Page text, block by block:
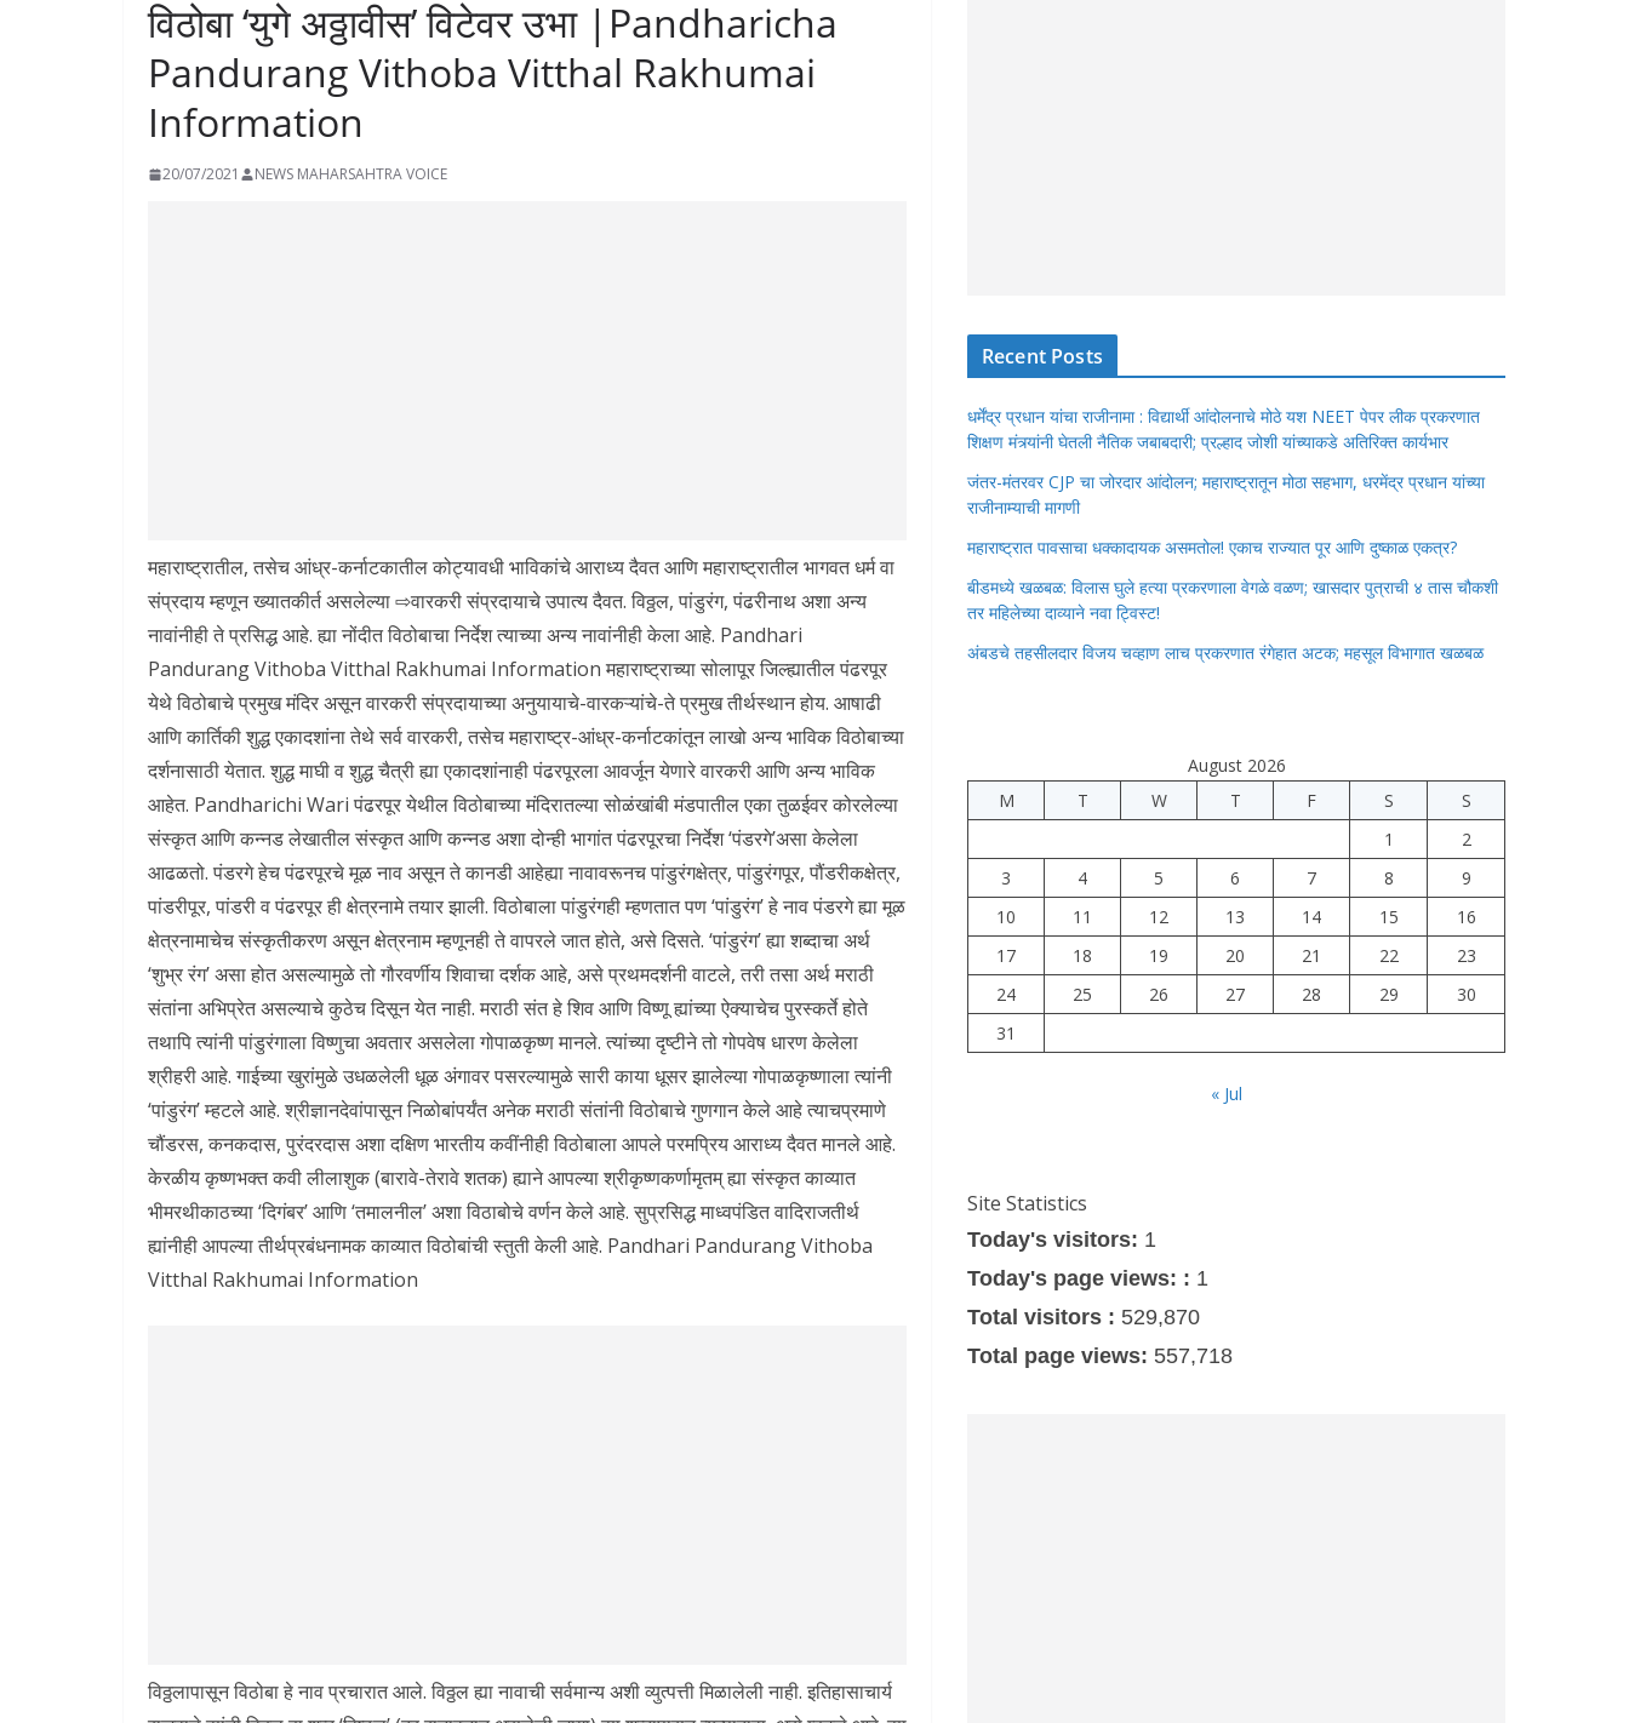
विठोबा ‘युगे अठ्ठावीस’ विटेवर उभा |Pandharicha
Pandurang Vithoba Vitthal Rakhumai
Information
20/07/2021 NEWS MAHARSAHTRA VOICE
महाराष्ट्रातील, तसेच आंध्र-कर्नाटकातील कोट्यावधी भाविकांचे आराध्य दैवत आणि महाराष्ट्रातील भागवत धर्म वा
संप्रदाय म्हणून ख्यातकीर्त असलेल्या ⇨वारकरी संप्रदायाचे उपात्य दैवत. विठ्ठल, पांडुरंग, पंढरीनाथ अशा अन्य
नावांनीही ते प्रसिद्ध आहे. ह्या नोंदीत विठोबाचा निर्देश त्याच्या अन्य नावांनीही केला आहे. Pandhari
Pandurang Vithoba Vitthal Rakhumai Information महाराष्ट्राच्या सोलापूर जिल्ह्यातील पंढरपूर
येथे विठोबाचे प्रमुख मंदिर असून वारकरी संप्रदायाच्या अनुयायाचे-वारकऱ्यांचे-ते प्रमुख तीर्थस्थान होय. आषाढी
आणि कार्तिकी शुद्ध एकादशांना तेथे सर्व वारकरी, तसेच महाराष्ट्र-आंध्र-कर्नाटकांतून लाखो अन्य भाविक विठोबाच्या
दर्शनासाठी येतात. शुद्ध माघी व शुद्ध चैत्री ह्या एकादशांनाही पंढरपूरला आवर्जून येणारे वारकरी आणि अन्य भाविक
आहेत. Pandharichi Wari पंढरपूर येथील विठोबाच्या मंदिरातल्या सोळंखांबी मंडपातील एका तुळईवर कोरलेल्या
संस्कृत आणि कन्नड लेखातील संस्कृत आणि कन्नड अशा दोन्ही भागांत पंढरपूरचा निर्देश ‘पंडरगे’असा केलेला
आढळतो. पंडरगे हेच पंढरपूरचे मूळ नाव असून ते कानडी आहेह्या नावावरूनच पांडुरंगक्षेत्र, पांडुरंगपूर, पौंडरीकक्षेत्र,
पांडरीपूर, पांडरी व पंढरपूर ही क्षेत्रनामे तयार झाली. विठोबाला पांडुरंगही म्हणतात पण ‘पांडुरंग’ हे नाव पंडरगे ह्या मूळ
क्षेत्रनामाचेच संस्कृतीकरण असून क्षेत्रनाम म्हणूनही ते वापरले जात होते, असे दिसते. ‘पांडुरंग’ ह्या शब्दाचा अर्थ
‘शुभ्र रंग’ असा होत असल्यामुळे तो गौरवर्णीय शिवाचा दर्शक आहे, असे प्रथमदर्शनी वाटले, तरी तसा अर्थ मराठी
संतांना अभिप्रेत असल्याचे कुठेच दिसून येत नाही. मराठी संत हे शिव आणि विष्णू ह्यांच्या ऐक्याचेच पुरस्कर्ते होते
तथापि त्यांनी पांडुरंगाला विष्णुचा अवतार असलेला गोपाळकृष्ण मानले. त्यांच्या दृष्टीने तो गोपवेष धारण केलेला
श्रीहरी आहे. गाईच्या खुरांमुळे उधळलेली धूळ अंगावर पसरल्यामुळे सारी काया धूसर झालेल्या गोपाळकृष्णाला त्यांनी
‘पांडुरंग’ म्हटले आहे. श्रीज्ञानदेवांपासून निळोबांपर्यंत अनेक मराठी संतांनी विठोबाचे गुणगान केले आहे त्याचप्रमाणे
चौंडरस, कनकदास, पुरंदरदास अशा दक्षिण भारतीय कवींनीही विठोबाला आपले परमप्रिय आराध्य दैवत मानले आहे.
केरळीय कृष्णभक्त कवी लीलाशुक (बारावे-तेरावे शतक) ह्याने आपल्या श्रीकृष्णकर्णामृतम् ह्या संस्कृत काव्यात
भीमरथीकाठच्या ‘दिगंबर’ आणि ‘तमालनील’ अशा विठाबोचे वर्णन केले आहे. सुप्रसिद्ध माध्वपंडित वादिराजतीर्थ
ह्यांनीही आपल्या तीर्थप्रबंधनामक काव्यात विठोबांची स्तुती केली आहे. Pandhari Pandurang Vithoba
Vitthal Rakhumai Information
विठ्ठलापासून विठोबा हे नाव प्रचारात आले. विठ्ठल ह्या नावाची सर्वमान्य अशी व्युत्पत्ती मिळालेली नाही. इतिहासाचार्य
Recent Posts
धर्मेंद्र प्रधान यांचा राजीनामा : विद्यार्थी आंदोलनाचे मोठे यश NEET पेपर लीक प्रकरणात
शिक्षण मंत्र्यांनी घेतली नैतिक जबाबदारी; प्रल्हाद जोशी यांच्याकडे अतिरिक्त कार्यभार
जंतर-मंतरवर CJP चा जोरदार आंदोलन; महाराष्ट्रातून मोठा सहभाग, धरमेंद्र प्रधान यांच्या
राजीनाम्याची मागणी
महाराष्ट्रात पावसाचा धक्कादायक असमतोल! एकाच राज्यात पूर आणि दुष्काळ एकत्र?
बीडमध्ये खळबळ: विलास घुले हत्या प्रकरणाला वेगळे वळण; खासदार पुत्राची ४ तास चौकशी
तर महिलेच्या दाव्याने नवा ट्विस्ट!
अंबडचे तहसीलदार विजय चव्हाण लाच प्रकरणात रंगेहात अटक; महसूल विभागात खळबळ
August 2026
M
T W T F S
S
1
2
3
4 5 6 7 8
9
10
11 12 13 14 15
16
17
18 19 20 21 22
23
24
25 26 27 28 29
30
31
« Jul
Site Statistics
Today's visitors: 1
Today's page views: : 1
Total visitors : 529,870
Total page views: 557,718